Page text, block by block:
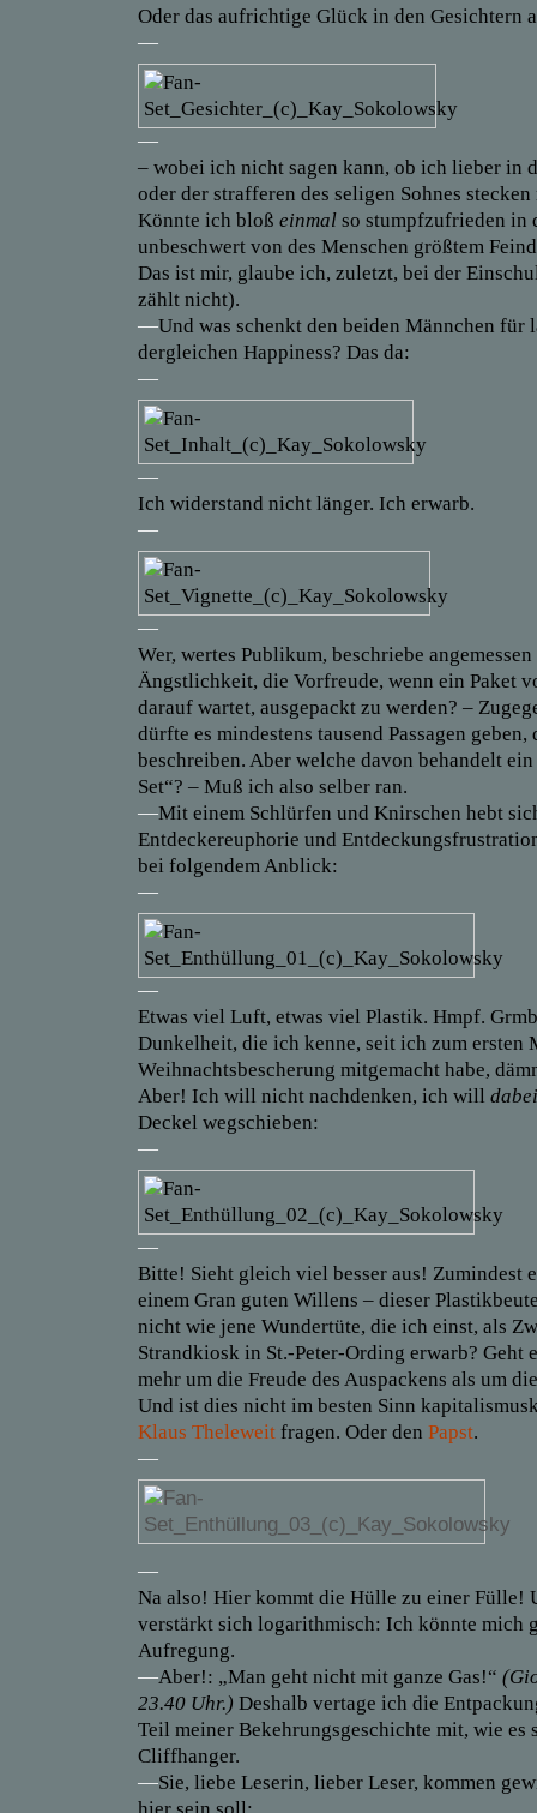
Oder das aufrichtige Glück in den Gesichtern
—
—
– wobei ich nicht sagen kann, ob ich lieber in
oder der strafferen des seligen Sohnes
Könnte ich bloß einmal so stumpfzufrieden in
unbeschwert von des Menschen größtem
Das ist mir, glaube ich, zuletzt, bei der
zählt nicht).
—Und was schenkt den beiden Männchen für
dergleichen Happiness? Das da:
—
—
Ich widerstand nicht länger. Ich erwarb.
—
—
Wer, wertes Publikum, beschriebe
Ängstlichkeit, die Vorfreude, wenn ein Paket
darauf wartet, ausgepackt zu werden? –
dürfte es mindestens tausend Passagen geben,
beschreiben. Aber welche davon behandelt
Set“? – Muß ich also selber ran.
—Mit einem Schlürfen und Knirschen hebt
Entdeckereuphorie und
bei folgendem Anblick:
—
—
Etwas viel Luft, etwas viel Plastik. Hmpf.
Dunkelheit, die ich kenne, seit ich zum ersten
Weihnachtsbescherung mitgemacht habe,
Aber! Ich will nicht nachdenken, ich will
Deckel wegschieben:
—
—
Bitte! Sieht gleich viel besser aus! Zumindest
einem Gran guten Willens – dieser
nicht wie jene Wundertüte, die ich einst, als
Strandkiosk in St.-Peter-Ording erwarb? Geht
mehr um die Freude des Auspackens als um
Und ist dies nicht im besten Sinn
Klaus Theleweit fragen. Oder den Papst.
—
—
Na also! Hier kommt die Hülle zu einer Fülle!
verstärkt sich logarithmisch: Ich könnte mich
Aufregung.
—Aber!: „Man geht nicht mit ganze Gas!“
23.40 Uhr.) Deshalb vertage ich die
Teil meiner Bekehrungsgeschichte mit, wie es
Cliffhanger.
—Sie, liebe Leserin, lieber Leser, kommen